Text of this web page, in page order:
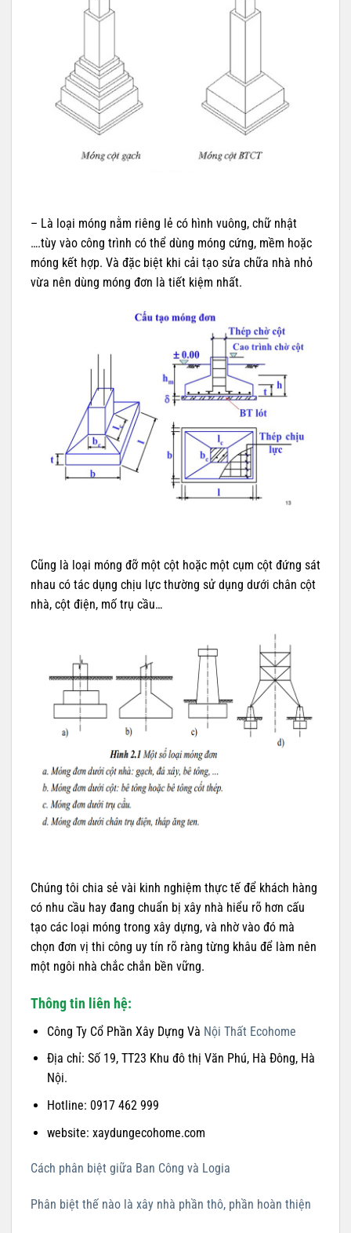
– Là loại móng nằm riêng lẻ có hình vuông, chữ nhật
….tùy vào công trình có thể dùng móng cứng, mềm hoặc
móng kết hợp. Và đặc biệt khi cải tạo sửa chữa nhà nhỏ
vừa nên dùng móng đơn là tiết kiệm nhất.
Cũng là loại móng đỡ một cột hoặc một cụm cột đứng sát
nhau có tác dụng chịu lực thường sử dụng dưới chân cột
nhà, cột điện, mố trụ cầu…
Chúng tôi chia sẻ vài kinh nghiệm thực tế để khách hàng
có nhu cầu hay đang chuẩn bị xây nhà hiểu rõ hơn cấu
tạo các loại móng trong xây dựng, và nhờ vào đó mà
chọn đơn vị thi công uy tín rõ ràng từng khâu để làm nên
một ngôi nhà chắc chắn bền vững.
Thông tin liên hệ:
Công Ty Cổ Phần Xây Dựng Và Nội Thất Ecohome
Địa chỉ: Số 19, TT23 Khu đô thị Văn Phú, Hà Đông, Hà
Nội.
Hotline: 0917 462 999
website: xaydungecohome.com
Cách phân biệt giữa Ban Công và Logia
Phân biệt thế nào là xây nhà phần thô, phần hoàn thiện